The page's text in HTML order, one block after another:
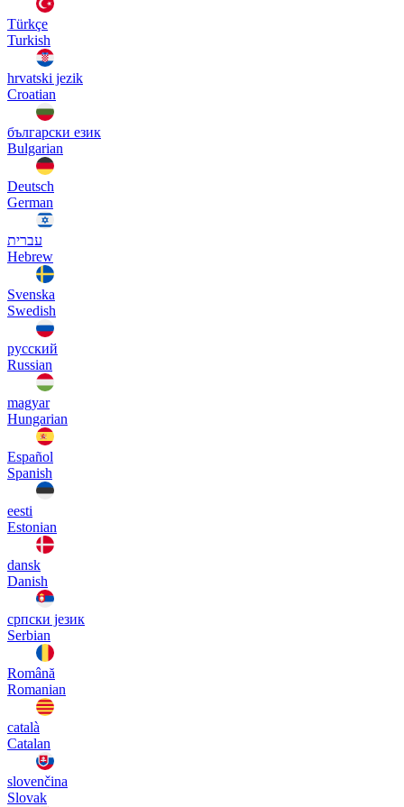
Türkçe
Turkish
hrvatski jezik
Croatian
български език
Bulgarian
Deutsch
German
עברית
Hebrew
Svenska
Swedish
русский
Russian
magyar
Hungarian
Español
Spanish
eesti
Estonian
dansk
Danish
српски језик
Serbian
Română
Romanian
català
Catalan
slovenčina
Slovak